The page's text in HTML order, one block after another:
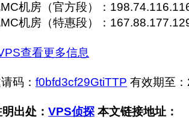
机房（官方段）：
机房（特惠段）：
查看更多信息
码： f0bfd3cf29GtiTTP 有效期至
出处： VPS侦探 本文链接地址：